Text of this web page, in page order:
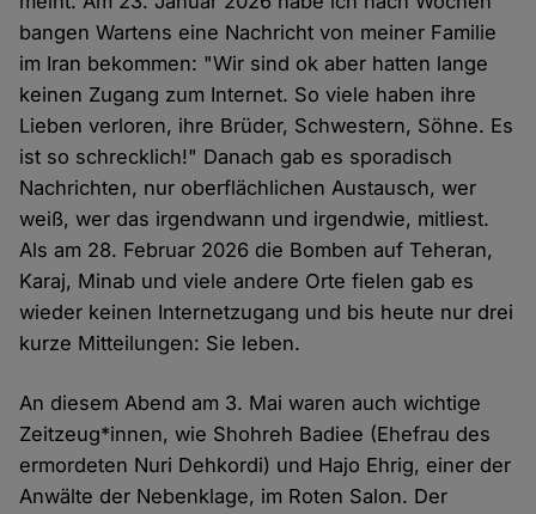
bangen Wartens eine Nachricht von meiner Familie
im Iran bekommen: "Wir sind ok aber hatten lange
keinen Zugang zum Internet. So viele haben ihre
Lieben verloren, ihre Brüder, Schwestern, Söhne. Es
ist so schrecklich!" Danach gab es sporadisch
Nachrichten, nur oberflächlichen Austausch, wer
weiß, wer das irgendwann und irgendwie, mitliest.
Als am 28. Februar 2026 die Bomben auf Teheran,
Karaj, Minab und viele andere Orte fielen gab es
wieder keinen Internetzugang und bis heute nur drei
kurze Mitteilungen: Sie leben.
An diesem Abend am 3. Mai waren auch wichtige
Zeitzeug*innen, wie Shohreh Badiee (Ehefrau des
ermordeten Nuri Dehkordi) und Hajo Ehrig, einer der
Anwälte der Nebenklage, im Roten Salon. Der